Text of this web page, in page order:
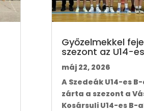
Győzelmekkel
szezont az U14-
máj 22, 2026
A Szedeák U14-es
zárta a szezont a
Kosársuli U14-es